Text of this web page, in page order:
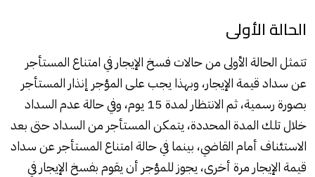
الحالة الأولى
تتمثل الحالة الأولى من حالات فسخ الإيجار في امتناعالمستأجر
عن سداد قيمة الإيجار، وبهذا يجب على المؤجر إنذار المستأجر
بصورة رسمية، ثم الانتظار لمدة 15 يوم، وفي حالة عدم السداد
خلال تلك المدة المحددة، يتمكن المستأجر من السداد حتى بعد
الاستئناف أمام القاضي، بينما في حالة امتناع المستأجر عن سداد
قيمة الإيجار مرة أخرى، يجوز للمؤجر أن يقوم بفسخ الإيجار في